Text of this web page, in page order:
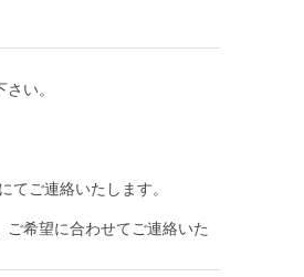
い。
ご連絡いたします。
希望に合わせてご連絡いた